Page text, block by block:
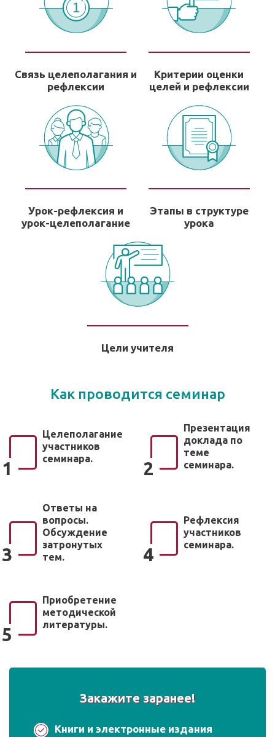
Связь целеполагания и
рефлексии
Критерии оценки
целей и рефлексии
Урок-рефлексия и
урок-целеполагание
Этапы в структуре
урока
Цели учителя
Как проводится семинар
1
Целеполагание
участников
семинара.
2
Презентация
доклада по
теме
семинара.
3
Ответы на
вопросы.
Обсуждение
затронутых
тем.
4
Рефлексия
участников
семинара.
5
Приобретение
методической
литературы.
Закажите заранее!
Книги и электронные издания